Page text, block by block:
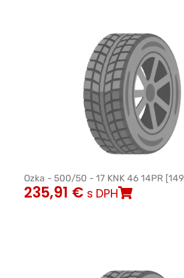
Ozka - 500/50 - 17 KNK 46 14PR
235,91 € s DPH